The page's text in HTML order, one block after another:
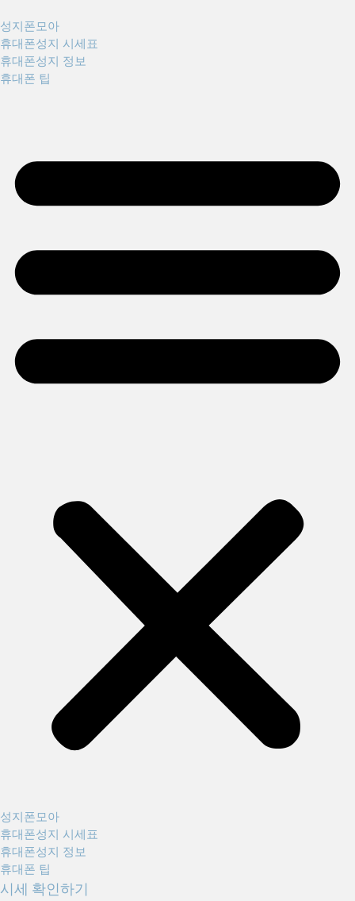
성지폰모아
휴대폰성지 시세표
휴대폰성지 정보
휴대폰 팁
성지폰모아
휴대폰성지 시세표
휴대폰성지 정보
휴대폰 팁
시세 확인하기